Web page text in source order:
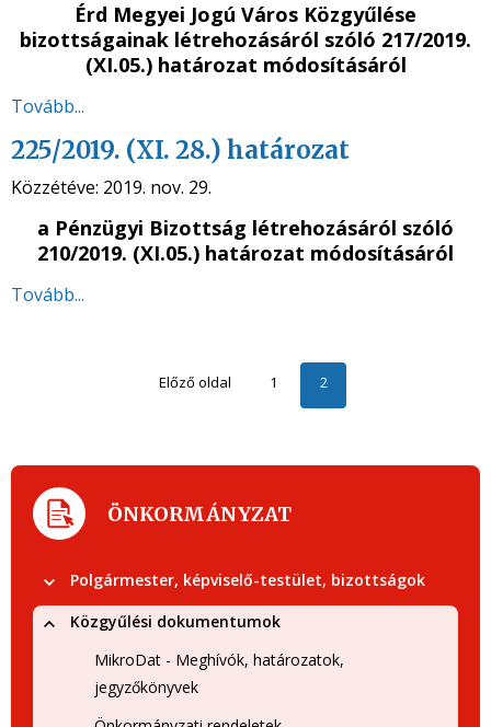
Érd Megyei Jogú Város Közgyűlése
bizottságainak létrehozásáról szóló 217/2019.
(XI.05.) határozat módosításáról
Tovább...
225/2019. (XI. 28.) határozat
Közzétéve: 2019. nov. 29.
a Pénzügyi Bizottság létrehozásáról szóló
210/2019. (XI.05.) határozat módosításáról
Tovább...
Előző oldal 1 2
ÖNKORMÁNYZAT
Polgármester, képviselő-testület, bizottságok
Közgyűlési dokumentumok
MikroDat - Meghívók, határozatok,
jegyzőkönyvek